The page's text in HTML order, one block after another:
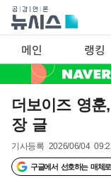
메인 랭킹
더보이즈 영
장 글
기사등록 2026/06/04
구글에서 선호하는 매체